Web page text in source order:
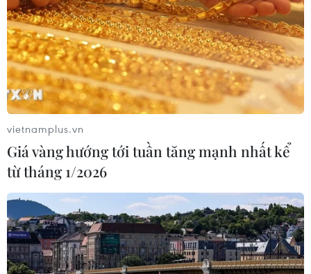
495.000 đồng/bó.
Ngành đường sắt tiếp tục chuyển trọng
vietnamplus.vn
Giá vàng hướng tới tuần tăng mạnh nhất kể
từ tháng 1/2026